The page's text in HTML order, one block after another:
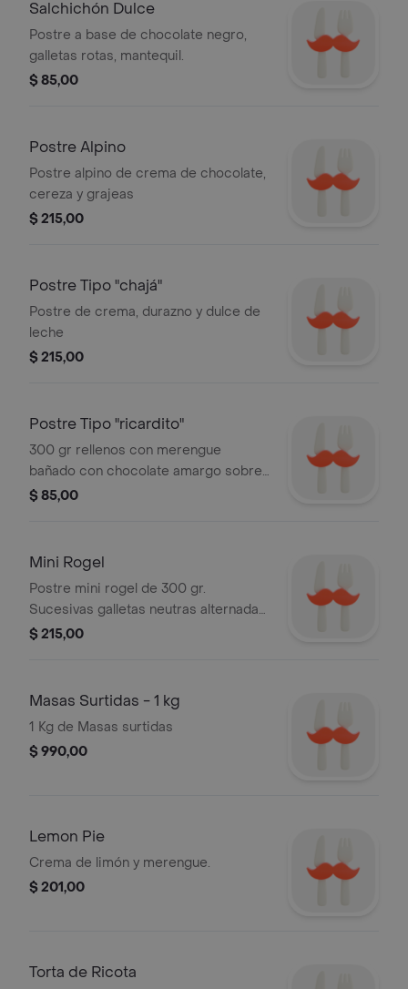
Salchichón Dulce
Postre a base de chocolate negro,
galletas rotas, mantequil.
$ 85,00
Postre Alpino
Postre alpino de crema de chocolate,
cereza y grajeas
$ 215,00
Postre Tipo "chajá"
Postre de crema, durazno y dulce de
leche
$ 215,00
Postre Tipo "ricardito"
300 gr rellenos con merengue
bañado con chocolate amargo sobre
galletita crocante.
$ 85,00
Mini Rogel
Postre mini rogel de 300 gr.
Sucesivas galletas neutras alternadas
con dulce de leche y cubierto por
$ 215,00
Masas Surtidas - 1 kg
1 Kg de Masas surtidas
$ 990,00
Lemon Pie
Crema de limón y merengue.
$ 201,00
Torta de Ricota